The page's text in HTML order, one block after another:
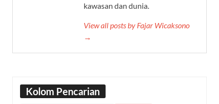
kawasan dan dunia.
View all posts by Fajar Wicaksono
→
Kolom Pencarian